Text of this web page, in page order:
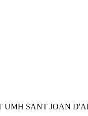
UMH SANT JOAN